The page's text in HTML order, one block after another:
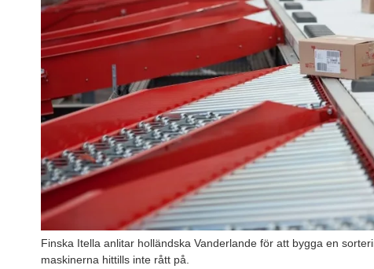
Finska Itella anlitar holländska Vanderlande för att bygga en
maskinerna hittills inte rått på.